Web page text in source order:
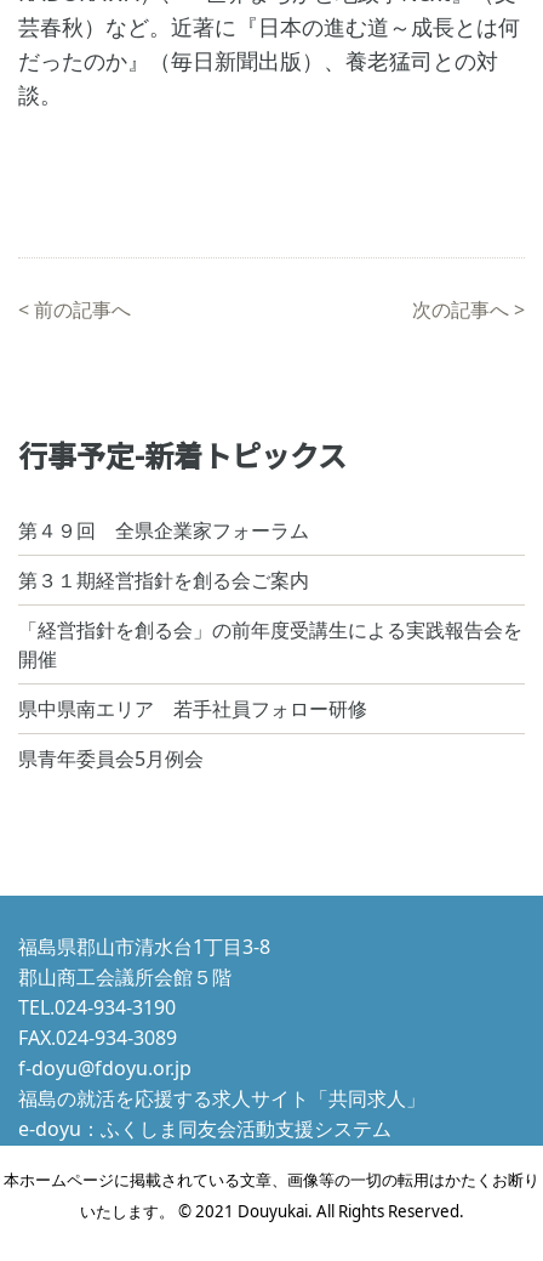
芸春秋）など。近著に『日本の進む道～成長とは何
だったのか』（毎日新聞出版）、養老猛司との対
談。
<前の記事へ 次の記事へ>
行事予定-新着トピックス
第４９回 全県企業家フォーラム
第３１期経営指針を創る会ご案内
「経営指針を創る会」の前年度受講生による実践報告会を
開催
県中県南エリア 若手社員フォロー研修
県青年委員会5月例会
福島県郡山市清水台1丁目3-8
郡山商工会議所会館５階
TEL.024-934-3190
FAX.024-934-3089
f-doyu@fdoyu.or.jp
福島の就活を応援する求人サイト「共同求人」
e-doyu：ふくしま同友会活動支援システム
本ホームページに掲載されている文章、画像等の一切の転用はかたくお断り
いたします。 © 2021 Douyukai. All Rights Reserved.